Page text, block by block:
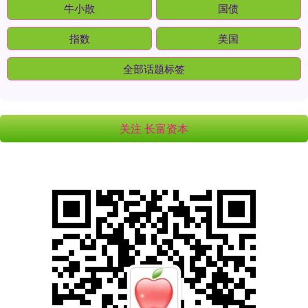
牛小散 国债
指数 美国
全部话题标签
关注 长富资本